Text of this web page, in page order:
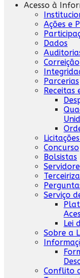
Acesso à
Ações e
Dados
Correição
Parcerias
Receitas
Concurso
Bolsistas
Serviço
Lei
Sobre a
Conflito